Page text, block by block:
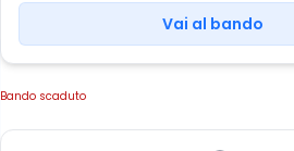
Vai al bando
Bando scaduto